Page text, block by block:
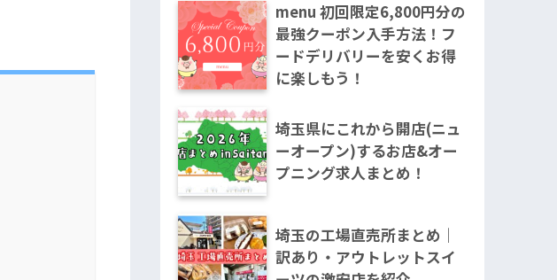
menu 初回限定6,800円分の
最強クーポン入手方法！フ
ードデリバリーを安くお得
に楽しもう！
埼玉県にこれから開店(ニュ
ーオープン)するお店&オー
プニング求人まとめ！
埼玉の工場直売所まとめ｜
訳あり・アウトレットスイ